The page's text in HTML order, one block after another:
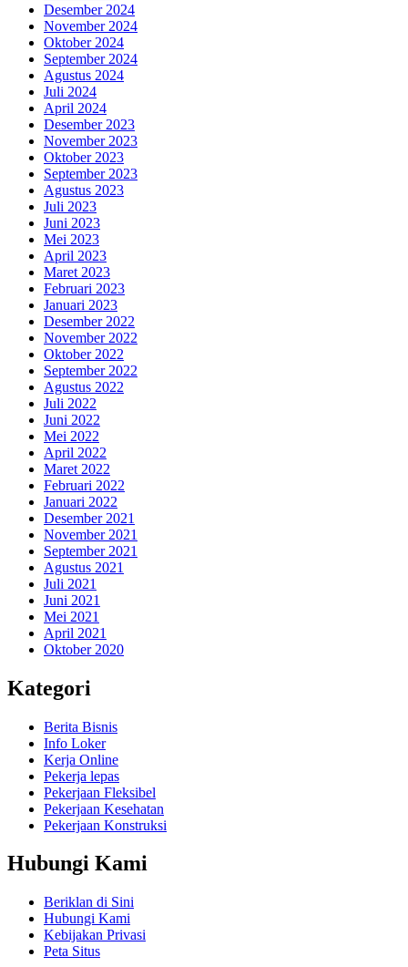
Desember 2024
November 2024
Oktober 2024
September 2024
Agustus 2024
Juli 2024
April 2024
Desember 2023
November 2023
Oktober 2023
September 2023
Agustus 2023
Juli 2023
Juni 2023
Mei 2023
April 2023
Maret 2023
Februari 2023
Januari 2023
Desember 2022
November 2022
Oktober 2022
September 2022
Agustus 2022
Juli 2022
Juni 2022
Mei 2022
April 2022
Maret 2022
Februari 2022
Januari 2022
Desember 2021
November 2021
September 2021
Agustus 2021
Juli 2021
Juni 2021
Mei 2021
April 2021
Oktober 2020
Kategori
Berita Bisnis
Info Loker
Kerja Online
Pekerja lepas
Pekerjaan Fleksibel
Pekerjaan Kesehatan
Pekerjaan Konstruksi
Hubungi Kami
Beriklan di Sini
Hubungi Kami
Kebijakan Privasi
Peta Situs